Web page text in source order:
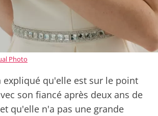
Photo
expliqué qu'elle est sur le point
son fiancé après deux ans de
qu'elle n'a pas une grande